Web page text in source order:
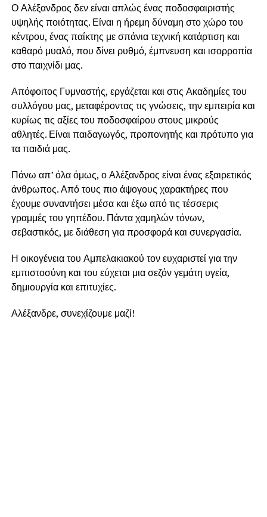
Ο Αλέξανδρος δεν είναι απλώς ένας ποδοσφαιριστής
υψηλής ποιότητας. Είναι η ήρεμη δύναμη στο χώρο του
κέντρου, ένας παίκτης με σπάνια τεχνική κατάρτιση και
καθαρό μυαλό, που δίνει ρυθμό, έμπνευση και ισορροπία
στο παιχνίδι μας.
Απόφοιτος Γυμναστής, εργάζεται και στις Ακαδημίες του
συλλόγου μας, μεταφέροντας τις γνώσεις, την εμπειρία και
κυρίως τις αξίες του ποδοσφαίρου στους μικρούς
αθλητές. Είναι παιδαγωγός, προπονητής και πρότυπο για
τα παιδιά μας.
Πάνω απ’ όλα όμως, ο Αλέξανδρος είναι ένας εξαιρετικός
άνθρωπος. Από τους πιο άψογους χαρακτήρες που
έχουμε συναντήσει μέσα και έξω από τις τέσσερις
γραμμές του γηπέδου. Πάντα χαμηλών τόνων,
σεβαστικός, με διάθεση για προσφορά και συνεργασία.
Η οικογένεια του Αμπελακιακού τον ευχαριστεί για την
εμπιστοσύνη και του εύχεται μια σεζόν γεμάτη υγεία,
δημιουργία και επιτυχίες.
Αλέξανδρε, συνεχίζουμε μαζί!